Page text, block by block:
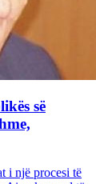
së
i një procesi të